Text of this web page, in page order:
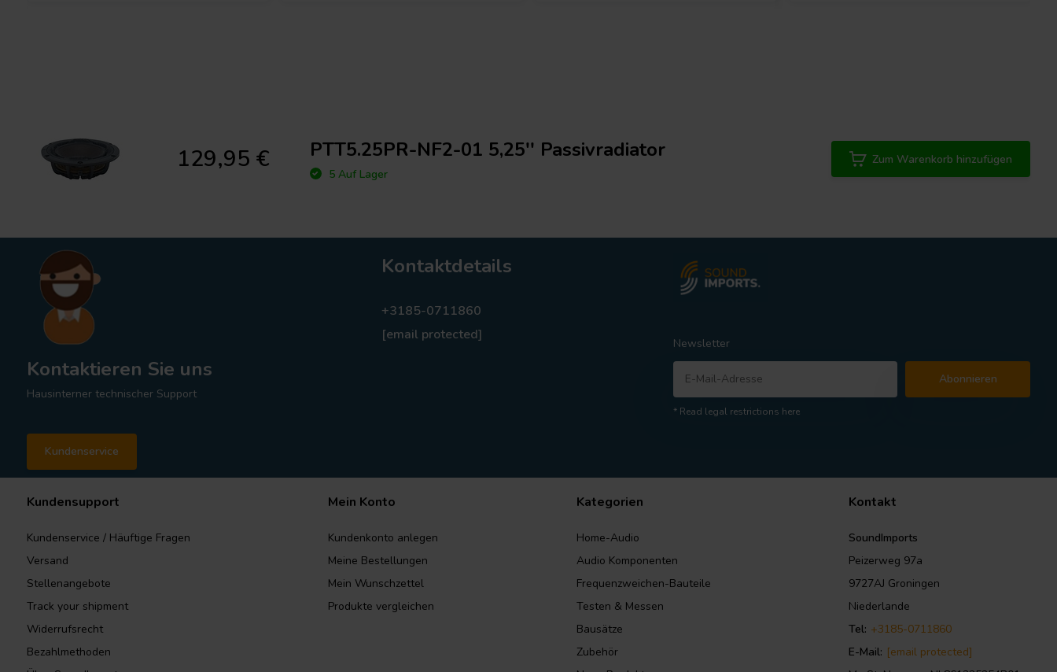
129,95 € PTT5.25PR-NF2-01 5,25'' Passivradiator
5 Auf Lager
Zum Warenkorb hinzufügen
Kontaktieren Sie uns
Hausinterner technischer Support
Kundenservice
Kontaktdetails
+3185-0711860
[email protected]
Newsletter
Abonnieren
* Read legal restrictions here
Kundensupport
Kundenservice / Häuftige Fragen
Versand
Stellenangebote
Track your shipment
Widerrufsrecht
Bezahlmethoden
Mein Konto
Kundenkonto anlegen
Meine Bestellungen
Mein Wunschzettel
Produkte vergleichen
Kategorien
Home-Audio
Audio Komponenten
Frequenzweichen-Bauteile
Testen & Messen
Bausätze
Zubehör
Kontakt
SoundImports
Peizerweg 97a
9727AJ Groningen
Niederlande
Tel: +3185-0711860
E-Mail: [email protected]